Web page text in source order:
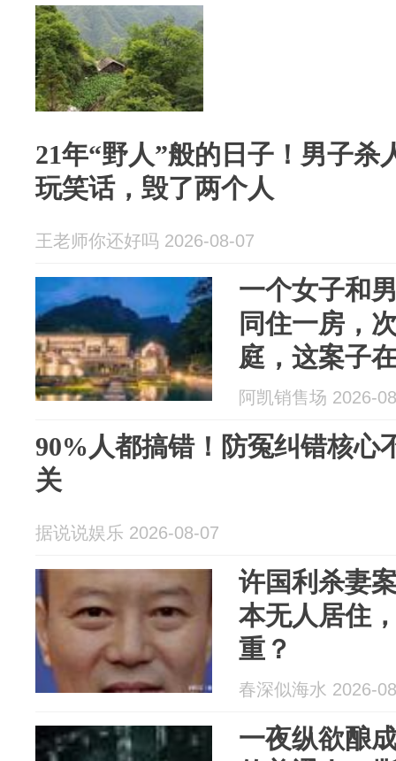
21年“野人”般的日子！男子杀
玩笑话，毁了两个人
王老师你还好吗 2026-08-07
一个女子和
同住一房，
庭，这案子
阿凯销售场 2026-
90%人都搞错！防冤纠错核心
关
据说说娱乐 2026-08-07
许国利杀妻
本无人居住
重？
春深似海水 2026-
一夜纵欲酿